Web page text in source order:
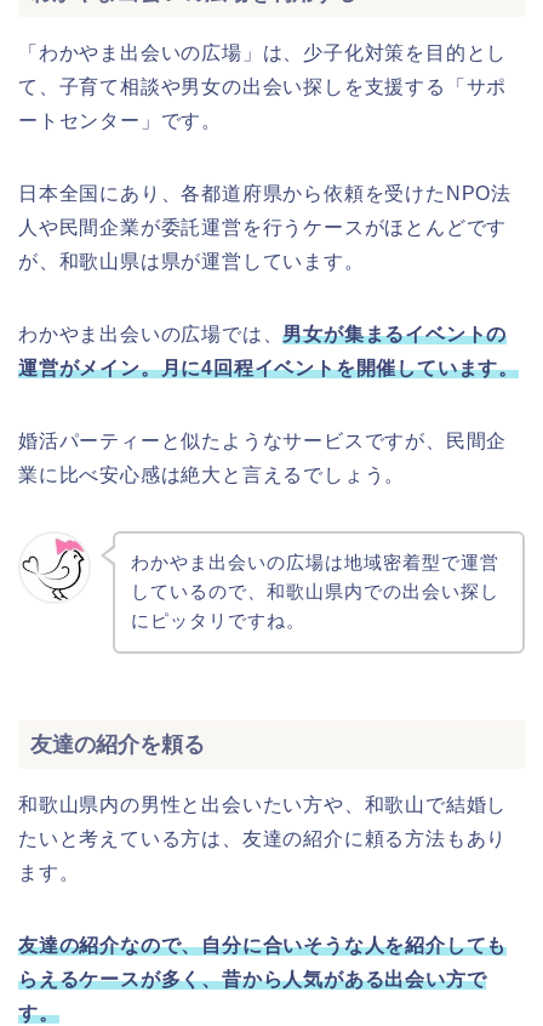
「わかやま出会いの広場」は、少子化対策を目的とし
て、子育て相談や男女の出会い探しを支援する「サポ
ートセンター」です。
日本全国にあり、各都道府県から依頼を受けたNPO法
人や民間企業が委託運営を行うケースがほとんどです
が、和歌山県は県が運営しています。
わかやま出会いの広場では、男女が集まるイベントの
運営がメイン。月に4回程イベントを開催しています。
婚活パーティーと似たようなサービスですが、民間企
業に比べ安心感は絶大と言えるでしょう。
わかやま出会いの広場は地域密着型で運営
しているので、和歌山県内での出会い探し
にピッタリですね。
友達の紹介を頼る
和歌山県内の男性と出会いたい方や、和歌山で結婚し
たいと考えている方は、友達の紹介に頼る方法もあり
ます。
友達の紹介なので、自分に合いそうな人を紹介しても
らえるケースが多く、昔から人気がある出会い方で
す。